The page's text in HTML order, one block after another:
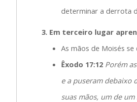
determinar a derrota
3. Em terceiro lugar
As mãos de Moisés se
Êxodo 17:12 Porém
e a puseram debaixo
suas mãos, um de